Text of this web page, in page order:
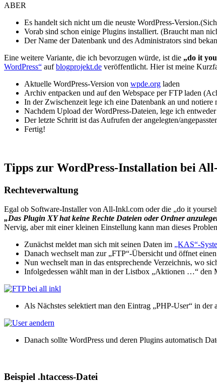
ABER
Es handelt sich nicht um die neuste WordPress-
Vorab sind schon einige Plugins installiert. (Braucht man
Der Name der Datenbank und des Administrators sind
Eine weitere Variante, die ich bevorzugen würde, ist die „do it
WordPress“ aufblogprojekt.de veröffentlicht. Hier ist meine
Aktuelle WordPress-Version von wpde.org laden
Archiv entpacken und auf den Webspace per FTP laden
In der Zwischenzeit lege ich eine Datenbank an und
Nachdem Upload der WordPress-Dateien, lege ich
Der letzte Schritt ist das Aufrufen der angelegten/
Fertig!
Tipps zur WordPress-Installation bei
Rechteverwaltung
Egal ob Software-Installer von All-Inkl.com oder die „do it
„Das Plugin XY hat keine Rechte Dateien oder Ordner
Nervig, aber mit einer kleinen Einstellung kann man dieses
Zunächst meldet man sich mit seinen Daten im „KAS“-
Danach wechselt man zur „FTP“-Übersicht und öffnet
Nun wechselt man in das entsprechende Verzeichnis, wo
Infolgedessen wählt man in der Listbox „Aktionen …“ den
Als Nächstes selektiert man den Eintrag „PHP-User“ in
Danach sollte WordPress und deren Plugins automatisch
Beispiel .htaccess-Datei